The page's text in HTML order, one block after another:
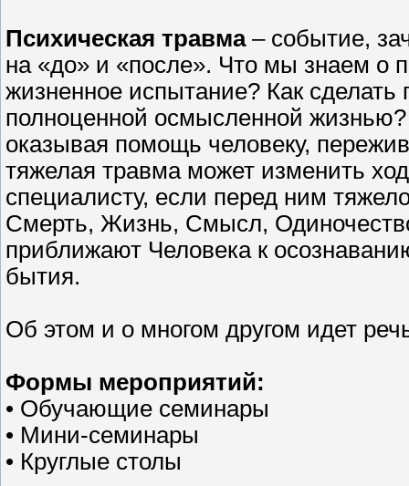
Психическая травма– событие,
на «до» и «после». Что мы знаем о
жизненное испытание? Как
полноценной осмысленной
оказывая помощь человеку,
тяжелая травма может изменить
специалисту, если перед ним
Смерть, Жизнь, Смысл,
приближают Человека к
бытия.
Об этом и о многом другом идет
Формы мероприятий:
• Обучающие семинары
• Мини-семинары
• Круглые столы